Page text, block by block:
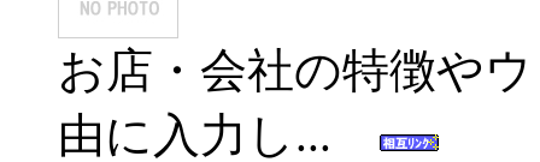
お店・会社の特徴や
由に入力し...